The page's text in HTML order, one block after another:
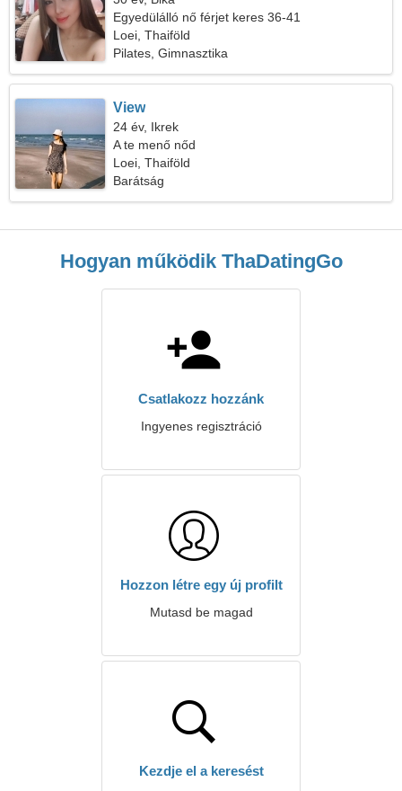
Egyedülálló nő férjet keres 36-41
Loei, Thaiföld
Pilates, Gimnasztika
View
24 év, Ikrek
A te menő nőd
Loei, Thaiföld
Barátság
Hogyan működik ThaDatingGo
Csatlakozz hozzánk
Ingyenes regisztráció
Hozzon létre egy új profilt
Mutasd be magad
Kezdje el a keresést